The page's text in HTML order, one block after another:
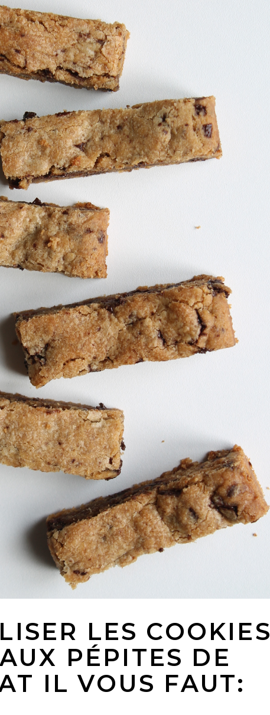
LES COOKIES
PÉPITES DE
IL VOUS FAUT: